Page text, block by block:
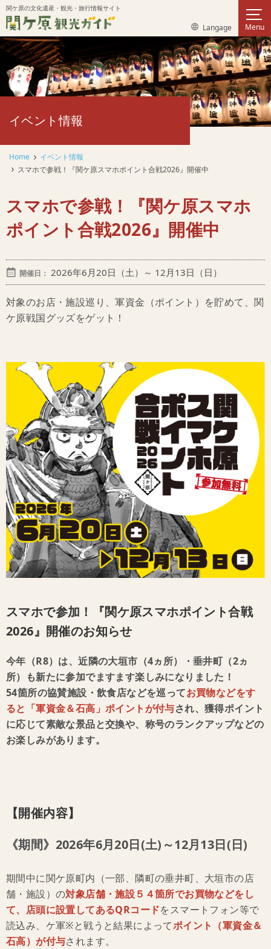
このページの本文へ移動
関ケ原の文化遺産・観光・旅行情報サイト
言語選択メニューを表示
Langage
サイ
Menu
イベント情報
Home
イベント情報
スマホで参戦！『関ケ原スマホポイント合戦2026』開催中
スマホで参戦！『関ケ原スマホ
ポイント合戦2026』開催中
開催日： 2026年6月20日（土）～ 12月13日（日）
対象のお店・施設巡り、軍資金（ポイント）を貯めて、関
ケ原戦国グッズをゲット！
スマホで参加！『関ケ原スマホポイント合戦
2026』開催のお知らせ
今年（R8）は、近隣の大垣市（4ヵ所）・垂井町（2ヵ
所）も新たに参加でますます楽しみになりました！
54箇所の協賛施設・飲食店などを巡ってお買物などをす
ると「軍資金＆石高」ポイントが付与され、獲得ポイント
に応じて素敵な景品と交換や、称号のランクアップなどの
お楽しみがあります。
【開催内容】
《期間》2026年6月20日(土)～12月13日(日)
期間中に関ケ原町内（一部、隣町の垂井町、大垣市の店
舗・施設）の対象店舗・施設５４箇所でお買物などをし
て、店頭に設置してあるQRコードをスマートフォン等で
読込み、ケ軍※と戦うと結果によってポイント（軍資金＆
石高）が付与されます。